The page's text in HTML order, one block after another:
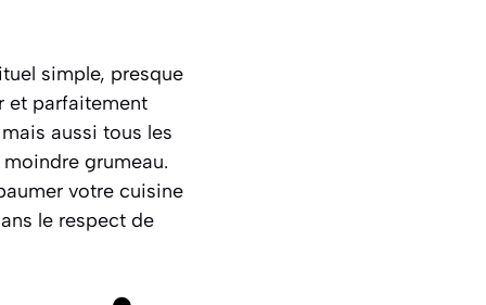
simple, presque
et parfaitement
aussi tous les
grumeau.
votre cuisine
le respect de